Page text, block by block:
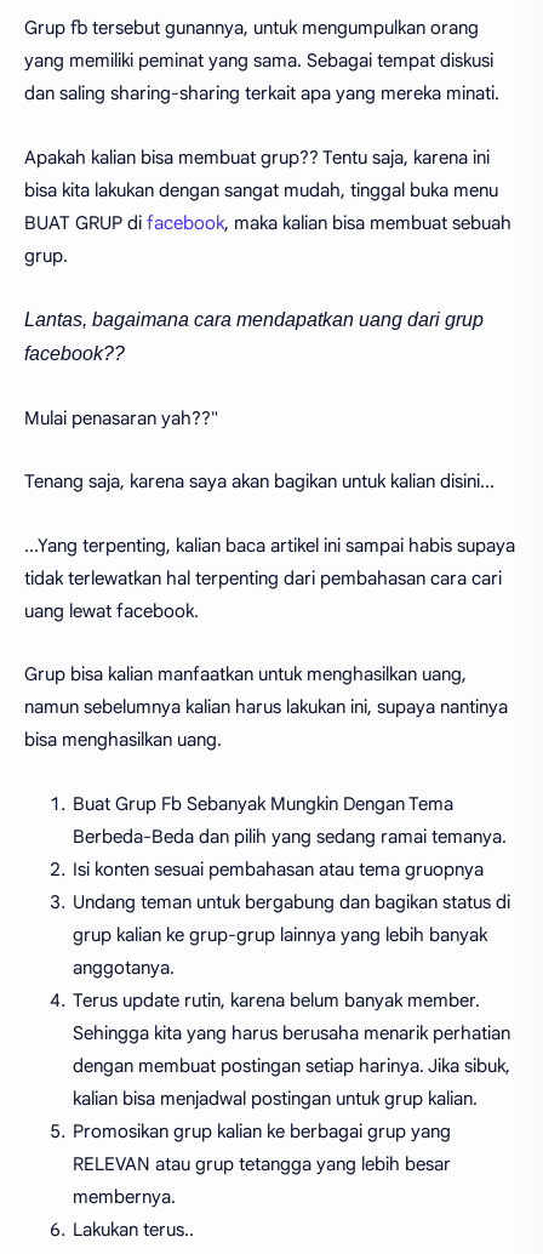
Grup fb tersebut gunannya, untuk mengumpulkan orang
yang memiliki peminat yang sama. Sebagai tempat diskusi
dan saling sharing-sharing terkait apa yang mereka minati.
Apakah kalian bisa membuat grup?? Tentu saja, karena ini
bisa kita lakukan dengan sangat mudah, tinggal buka menu
BUAT GRUP di facebook, maka kalian bisa membuat sebuah
grup.
Lantas, bagaimana cara mendapatkan uang dari grup
facebook??
Mulai penasaran yah??"
Tenang saja, karena saya akan bagikan untuk kalian disini...
...Yang terpenting, kalian baca artikel ini sampai habis supaya
tidak terlewatkan hal terpenting dari pembahasan cara cari
uang lewat facebook.
Grup bisa kalian manfaatkan untuk menghasilkan uang,
namun sebelumnya kalian harus lakukan ini, supaya nantinya
bisa menghasilkan uang.
Buat Grup Fb Sebanyak Mungkin Dengan Tema
Berbeda-Beda dan pilih yang sedang ramai temanya.
Isi konten sesuai pembahasan atau tema gruopnya
Undang teman untuk bergabung dan bagikan status di
grup kalian ke grup-grup lainnya yang lebih banyak
anggotanya.
Terus update rutin, karena belum banyak member.
Sehingga kita yang harus berusaha menarik perhatian
dengan membuat postingan setiap harinya. Jika sibuk,
kalian bisa menjadwal postingan untuk grup kalian.
Promosikan grup kalian ke berbagai grup yang
RELEVAN atau grup tetangga yang lebih besar
membernya.
Lakukan terus..